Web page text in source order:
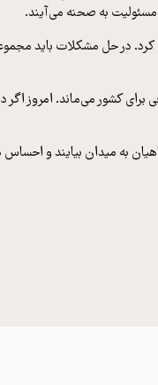
به صحنه می‌آیند.
در حل مشکلات باید
نسلی اشاره کرد و گفت: در مصرف منابع باید این را ببینیم که چه اتفاقی در اقلیم
به میدان بیایند و